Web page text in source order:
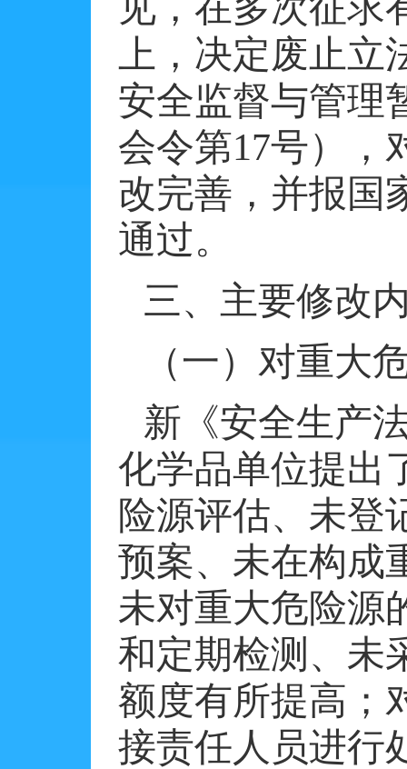
上，决定废止
安全监督与管理
会令第17号），
改完善，并报国
通过。
三、主要修改
（一）对重大
新《安全生产
化学品单位提出
险源评估、未登
预案、未在构成
未对重大危险源
和定期检测、未
额度有所提高；
接责任人员进行